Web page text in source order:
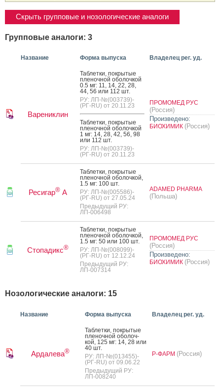
Скрыть групповые и нозологические аналоги
Групповые аналоги: 3
Название Форма выпуска Владелец рег. уд.
Варениклин
Таб­летки, пок­ры­тые
пле­ноч­ной обо­лоч­кой
0.5 мг: 11, 14, 22, 28,
44, 56 или 112 шт.
РУ: ЛП-№(003739)-
(РГ-RU) от 20.11.23
Таб­летки, пок­ры­тые
пле­ноч­ной обо­лоч­кой
1 мг: 14, 28, 42, 56, 98
или 112 шт.
РУ: ЛП-№(003739)-
(РГ-RU) от 20.11.23
ПРОМОМЕД РУС
(Россия)
Произведено:
БИОХИМИК (Россия)
Ресигар® А
Таб­летки, пок­ры­тые
пле­ноч­ной обо­лоч­кой,
1.5 мг: 100 шт.
РУ: ЛП-№(005586)-
(РГ-RU) от 27.05.24
Предыдущий РУ:
ЛП-006498
ADAMED PHARMA
(Польша)
Стопадикс®
Таб­летки, пок­ры­тые
пле­ноч­ной обо­лоч­кой,
1.5 мг: 50 или 100 шт.
РУ: ЛП-№(008099)-
(РГ-RU) от 12.12.24
Предыдущий РУ:
ЛП-007314
ПРОМОМЕД РУС
(Россия)
Произведено:
БИОХИМИК (Россия)
Нозологические аналоги: 15
Название Форма выпуска Владелец рег. уд.
Ардалева®
Таб­летки, пок­ры­тые
пле­ноч­ной обо­лоч­
кой, 125 мг: 14, 28 или
40 шт.
РУ: ЛП-№(013455)-
(РГ-RU) от 09.06.22
Предыдущий РУ:
ЛП-008240
Р-ФАРМ (Россия)